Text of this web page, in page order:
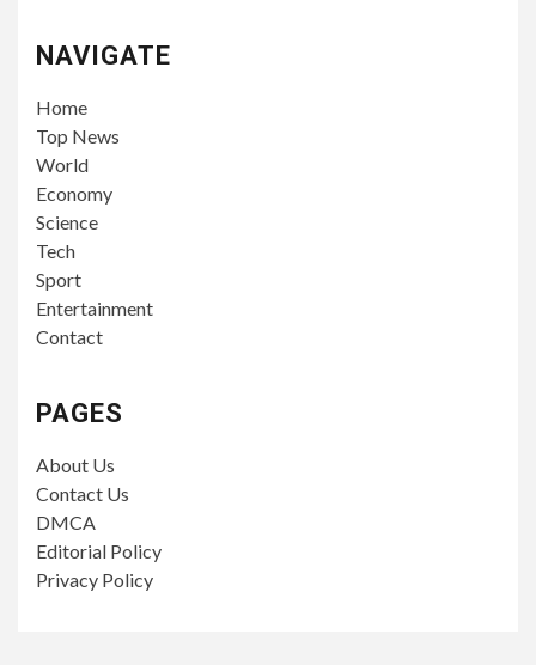
NAVIGATE
Home
Top News
World
Economy
Science
Tech
Sport
Entertainment
Contact
PAGES
About Us
Contact Us
DMCA
Editorial Policy
Privacy Policy